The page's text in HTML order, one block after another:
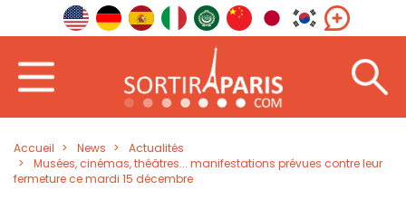
Accueil News
Actualités
Musées, cinémas, théâtres... manifestations prévues contre leur
fermeture ce mardi 15 décembre